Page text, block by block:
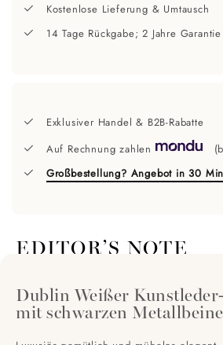
Kostenlose Lieferung & Umtausch
14 Tage Rückgabe; 2 Jahre Garantie
Exklusiver Handel & B2B-Rabatte
Auf Rechnung zahlen
Großbestellung? Angebot in 30
EDITOR’S NOTE
Dublin Weißer
mit schwarzen